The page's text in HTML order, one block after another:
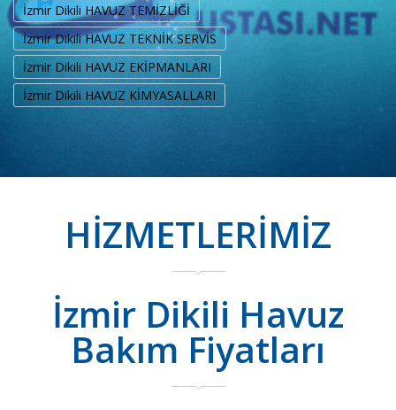
İzmir Dikili HAVUZ TEMİZLİĞİ
İzmir Dikili HAVUZ TEKNİK SERVİS
İzmir Dikili HAVUZ EKİPMANLARI
İzmir Dikili HAVUZ KİMYASALLARI
HİZMETLERİMİZ
İzmir Dikili Havuz
Bakım Fiyatları